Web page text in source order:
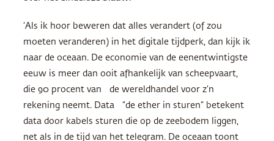
‘Als ik hoor beweren dat alles verandert (of zou
moeten veranderen) in het digitale tijdperk, dan kijk ik
naar de oceaan. De economie van de eenentwintigste
eeuw is meer dan ooit afhankelijk van scheepvaart,
die 90 procent van de wereldhandel voor z’n
rekening neemt. Data “de ether in sturen” betekent
data door kabels sturen die op de zeebodem liggen,
net als in de tijd van het telegram. De oceaan toont